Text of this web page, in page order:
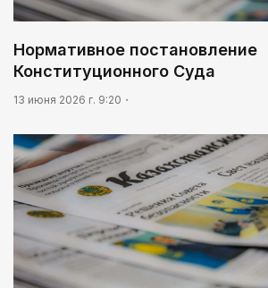
Нормативное постановление
Конституционного Суда
13 июня 2026 г. 9:20